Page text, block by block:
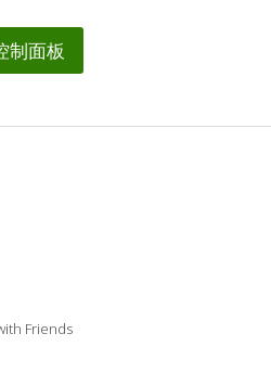
制面板
Friends